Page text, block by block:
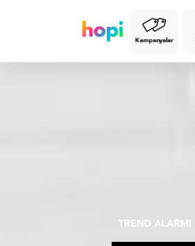
Kampanyalar
TREND ALARMI